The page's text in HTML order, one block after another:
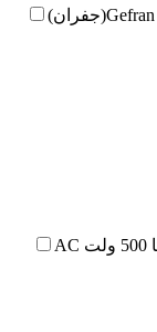
Gefran(جفران)